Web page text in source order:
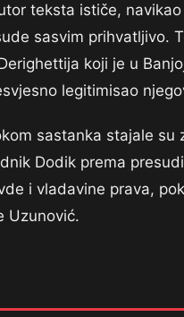
teksta ističe,
sasvim prihvatljivo.
koji je u
legitimisao
sastanka stajale su
Dodik prema
i vladavine prava,
Uzunović.